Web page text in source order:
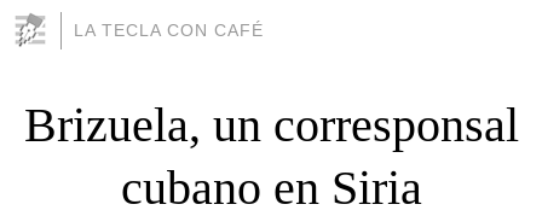
LA TECLA CON CAFÉ
Brizuela, un corresponsal
cubano en Siria